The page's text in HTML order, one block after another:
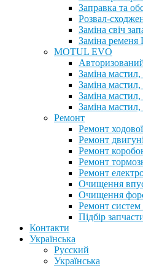
Заправка та
Розвал-
Заміна свіч
Заміна
MOTUL EVO
Заміна
Заміна
Заміна
Заміна
Ремонт
Ремонт
Ремонт
Ремонт
Ремонт
Ремонт
Очищення
Очищення
Ремонт
Підбір
Контакти
Українська
Русский
Українська